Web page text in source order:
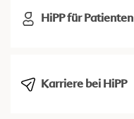
HiPP für Patienten
Karriere bei HiPP